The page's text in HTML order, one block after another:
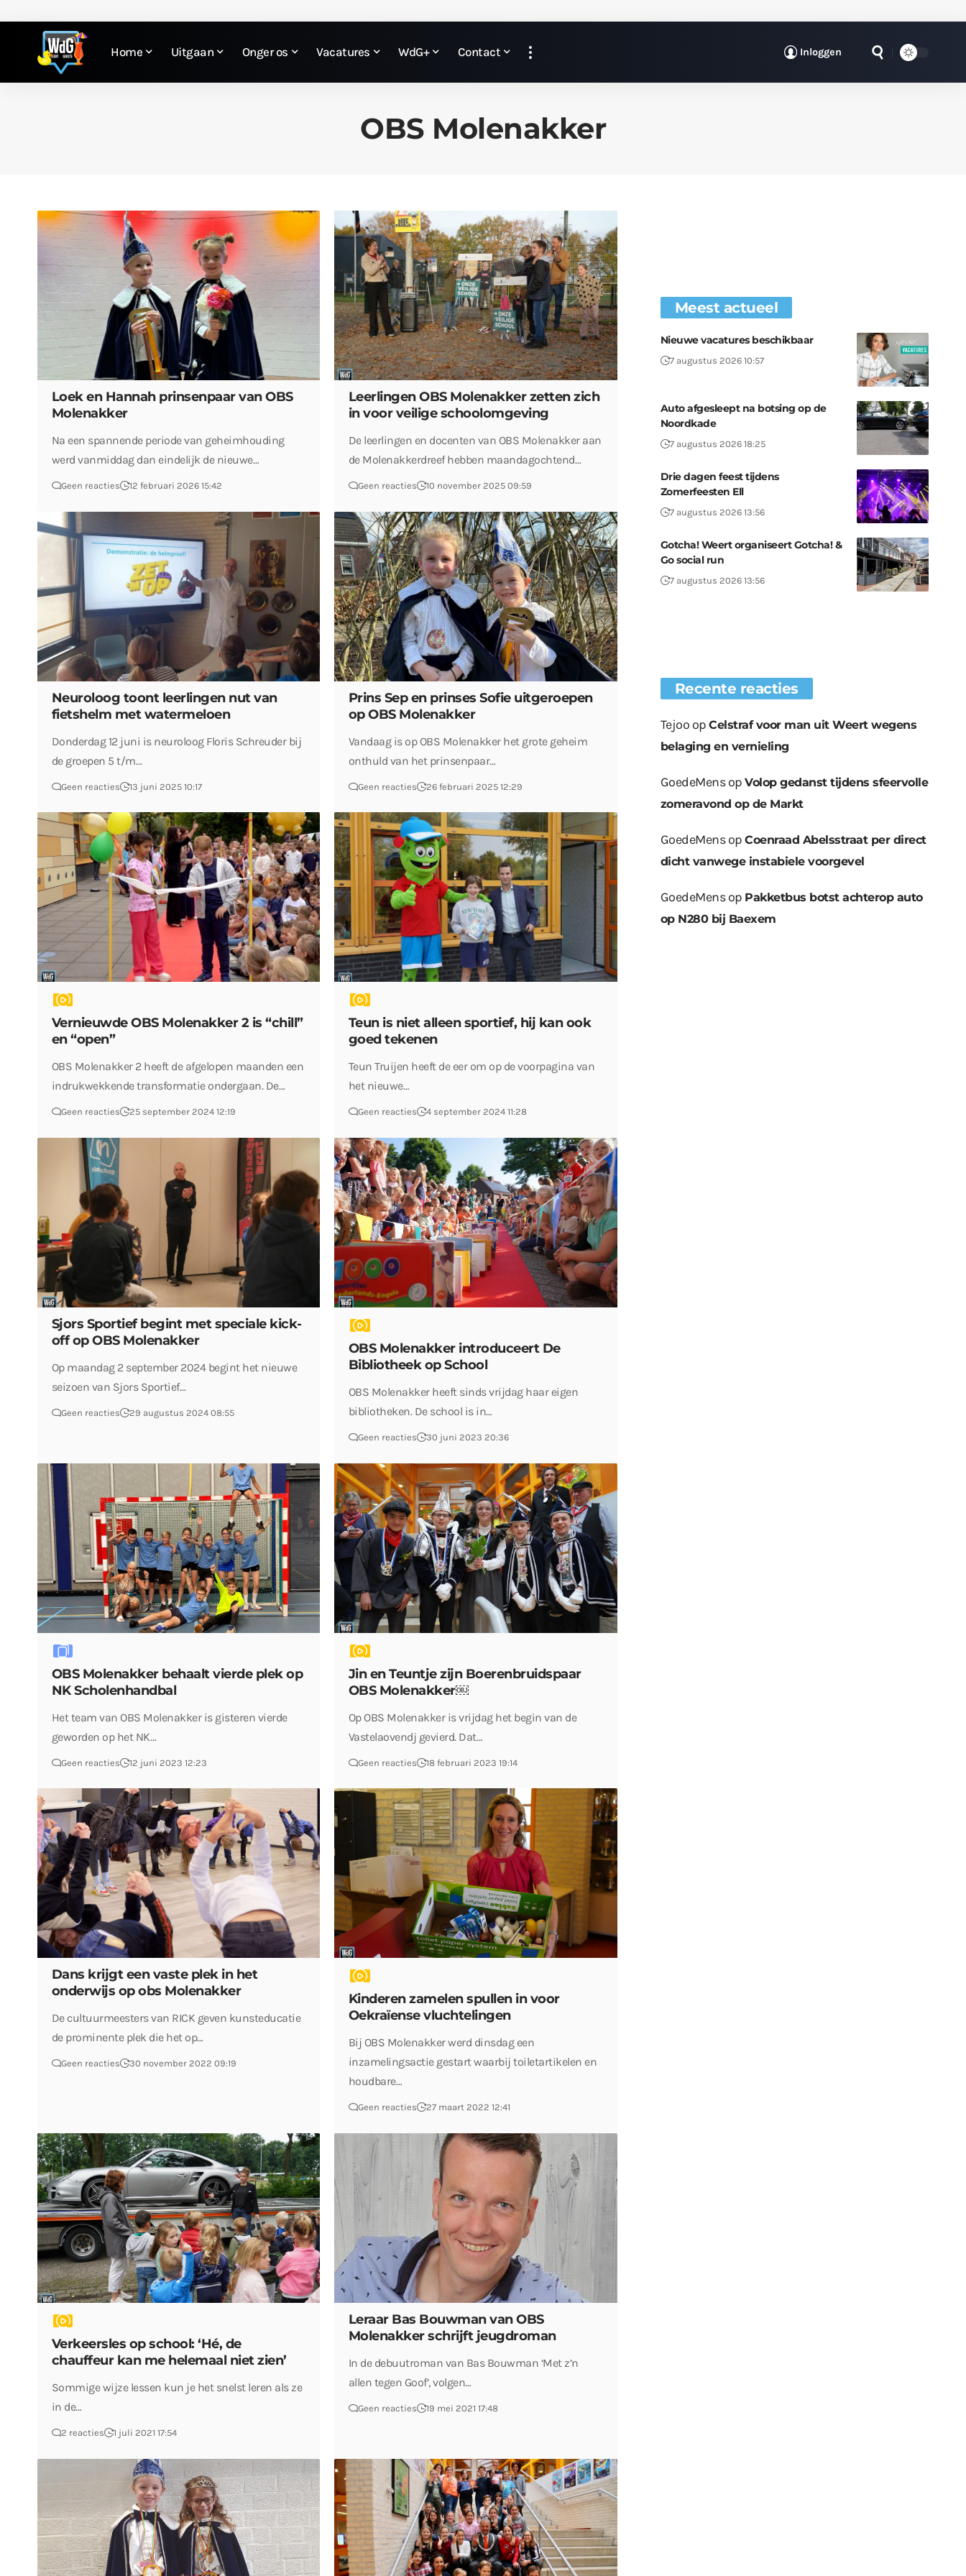
Home Uitgaan Onger os Vacatures WdG+ Contact Inloggen
OBS Molenakker
Loek en Hannah prinsenpaar van OBS
Molenakker
Na een spannende periode van geheimhouding
werd vanmiddag dan eindelijk de nieuwe…
Geen reacties 12 februari 2026 15:42
Leerlingen OBS Molenakker zetten zich
in voor veilige schoolomgeving
De leerlingen en docenten van OBS Molenakker aan
de Molenakkerdreef hebben maandagochtend…
Geen reacties 10 november 2025 09:59
Neuroloog toont leerlingen nut van
fietshelm met watermeloen
Donderdag 12 juni is neuroloog Floris Schreuder bij
de groepen 5 t/m…
Geen reacties 13 juni 2025 10:17
Prins Sep en prinses Sofie uitgeroepen
op OBS Molenakker
Vandaag is op OBS Molenakker het grote geheim
onthuld van het prinsenpaar…
Geen reacties 26 februari 2025 12:29
Vernieuwde OBS Molenakker 2 is “chill”
en “open”
OBS Molenakker 2 heeft de afgelopen maanden een
indrukwekkende transformatie ondergaan. De…
Geen reacties 25 september 2024 12:19
Teun is niet alleen sportief, hij kan ook
goed tekenen
Teun Truijen heeft de eer om op de voorpagina van
het nieuwe…
Geen reacties 4 september 2024 11:28
Sjors Sportief begint met speciale kick-
off op OBS Molenakker
Op maandag 2 september 2024 begint het nieuwe
seizoen van Sjors Sportief…
Geen reacties 29 augustus 2024 08:55
OBS Molenakker introduceert De
Bibliotheek op School
OBS Molenakker heeft sinds vrijdag haar eigen
bibliotheken. De school is in…
Geen reacties 30 juni 2023 20:36
OBS Molenakker behaalt vierde plek op
NK Scholenhandbal
Het team van OBS Molenakker is gisteren vierde
geworden op het NK…
Geen reacties 12 juni 2023 12:23
Jin en Teuntje zijn Boerenbruidspaar
OBS Molenakker￼
Op OBS Molenakker is vrijdag het begin van de
Vastelaovendj gevierd. Dat…
Geen reacties 18 februari 2023 19:14
Dans krijgt een vaste plek in het
onderwijs op obs Molenakker
De cultuurmeesters van RICK geven kunsteducatie
de prominente plek die het op…
Geen reacties 30 november 2022 09:19
Kinderen zamelen spullen in voor
Oekraïense vluchtelingen
Bij OBS Molenakker werd dinsdag een
inzamelingsactie gestart waarbij toiletartikelen en
houdbare…
Geen reacties 27 maart 2022 12:41
Verkeersles op school: ‘Hé, de
chauffeur kan me helemaal niet zien’
Sommige wijze lessen kun je het snelst leren als ze
in de…
2 reacties 1 juli 2021 17:54
Leraar Bas Bouwman van OBS
Molenakker schrijft jeugdroman
In de debuutroman van Bas Bouwman ‘Met z’n
allen tegen Goof’, volgen…
Geen reacties 19 mei 2021 17:48
Meest actueel
Nieuwe vacatures beschikbaar
7 augustus 2026 10:57
Auto afgesleept na botsing op de
Noordkade
7 augustus 2026 18:25
Drie dagen feest tijdens
Zomerfeesten Ell
7 augustus 2026 13:56
Gotcha! Weert organiseert Gotcha! &
Go social run
7 augustus 2026 13:56
Recente reacties
Tejoo opCelstraf voor man uit Weert wegens
belaging en vernieling
GoedeMensopVolop gedanst tijdens sfeervolle
zomeravond op de Markt
GoedeMensopCoenraad Abelsstraat per direct
dicht vanwege instabiele voorgevel
GoedeMensop Pakketbus botst achterop auto
op N280 bij Baexem